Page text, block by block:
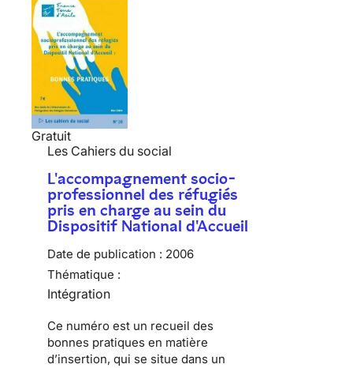
Gratuit
Les Cahiers du social
L'accompagnement socio-
professionnel des réfugiés
pris en charge au sein du
Dispositif National d'Accueil
Date de publication : 2006
Thématique :
Intégration
Ce numéro est un recueil des
bonnes pratiques en matière
d’insertion, qui se situe dans un